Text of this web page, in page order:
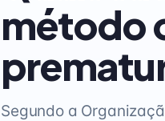
método
Segundo a